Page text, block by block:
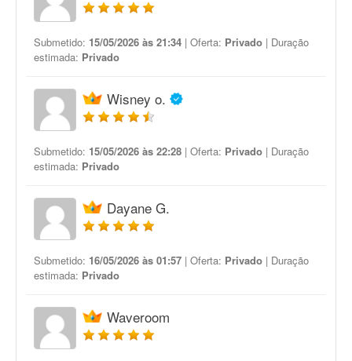
Submetido: 15/05/2026 às 21:34 | Oferta: Privado | Duração
estimada: Privado
Wisney o.
Submetido: 15/05/2026 às 22:28 | Oferta: Privado | Duração
estimada: Privado
Dayane G.
Submetido: 16/05/2026 às 01:57 | Oferta: Privado | Duração
estimada: Privado
Waveroom